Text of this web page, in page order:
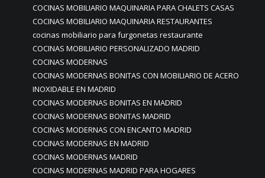
COCINAS MOBILIARIO MAQUINARIA PARA CHALETS CASAS
COCINAS MOBILIARIO MAQUINARIA RESTAURANTES
cocinas mobiliario para furgonetas restaurante
COCINAS MOBILIARIO PERSONALIZADO MADRID
COCINAS MODERNAS
COCINAS MODERNAS BONITAS CON MOBILIARIO DE ACERO
INOXIDABLE EN MADRID
COCINAS MODERNAS BONITAS EN MADRID
COCINAS MODERNAS BONITAS MADRID
COCINAS MODERNAS CON ENCANTO MADRID
COCINAS MODERNAS EN MADRID
COCINAS MODERNAS MADRID
COCINAS MODERNAS MADRID PARA HOGARES